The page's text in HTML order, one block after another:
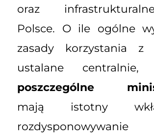
oraz
Polsce. O ile ogólne
zasady korzystania z
ustalane
poszczególne
mają istotny